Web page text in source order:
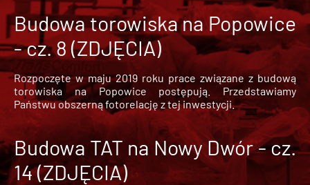
Budowa torowiska na Popowice
- cz. 8 (ZDJĘCIA)
Rozpoczęte w maju 2019 roku prace związane z budową
torowiska na Popowice
postępują. Przedstawiamy
Państwu obszerną fotorelację z tej inwestycji.
Budowa TAT na Nowy Dwór - cz.
14 (ZDJĘCIA)